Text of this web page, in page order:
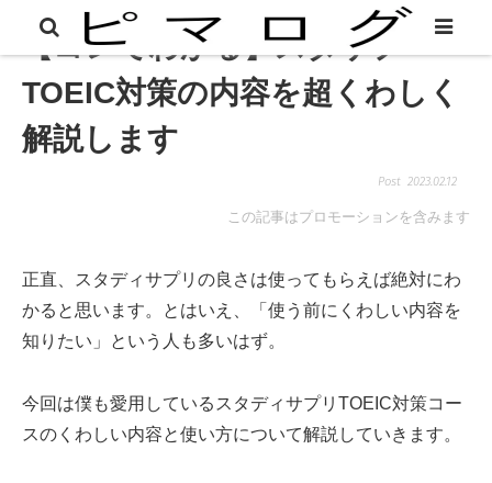
【コレでわかる】スタサプ
TOEIC対策の内容を超くわしく
解説します
2023.02.12
この記事はプロモーションを含みます
正直、スタディサプリの良さは使ってもらえば絶対にわ
かると思います。とはいえ、「使う前にくわしい内容を
知りたい」という人も多いはず。
今回は僕も愛用しているスタディサプリTOEIC対策コー
スのくわしい内容と使い方について解説していきます。